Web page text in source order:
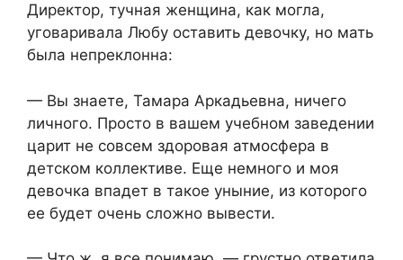
Директор, тучная женщина, как могла,
уговаривала Любу оставить девочку, но мать
была непреклонна:
— Вы знаете, Тамара Аркадьевна, ничего
личного. Просто в вашем учебном заведении
царит не совсем здоровая атмосфера в
детском коллективе. Еще немного и моя
девочка впадет в такое уныние, из которого
ее будет очень сложно вывести.